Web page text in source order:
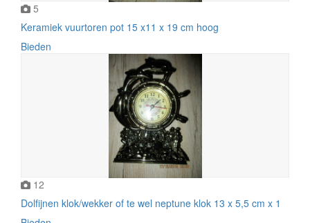
5
Keramiek vuurtoren pot 15 x11 x 19 cm hoog
Bieden
12
Dolfijnen klok/wekker of te wel neptune klok 13 x 5,5 cm x 1